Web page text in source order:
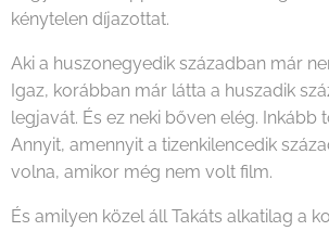
kénytelen díjazottat.
Aki a huszonegyedik században már
Igaz, korábban már látta a huszadik
legjavát. És ez neki bőven elég. Inkább
Annyit, amennyit a tizenkilencedik
volna, amikor még nem volt film.
És amilyen közel áll Takáts alkatilag a